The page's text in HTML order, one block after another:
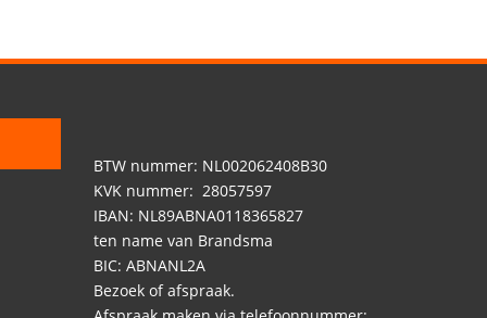
BTW nummer: NL002062408B30
KVK nummer: 28057597
IBAN: NL89ABNA0118365827
ten name van Brandsma
BIC: ABNANL2A
Bezoek of afspraak.